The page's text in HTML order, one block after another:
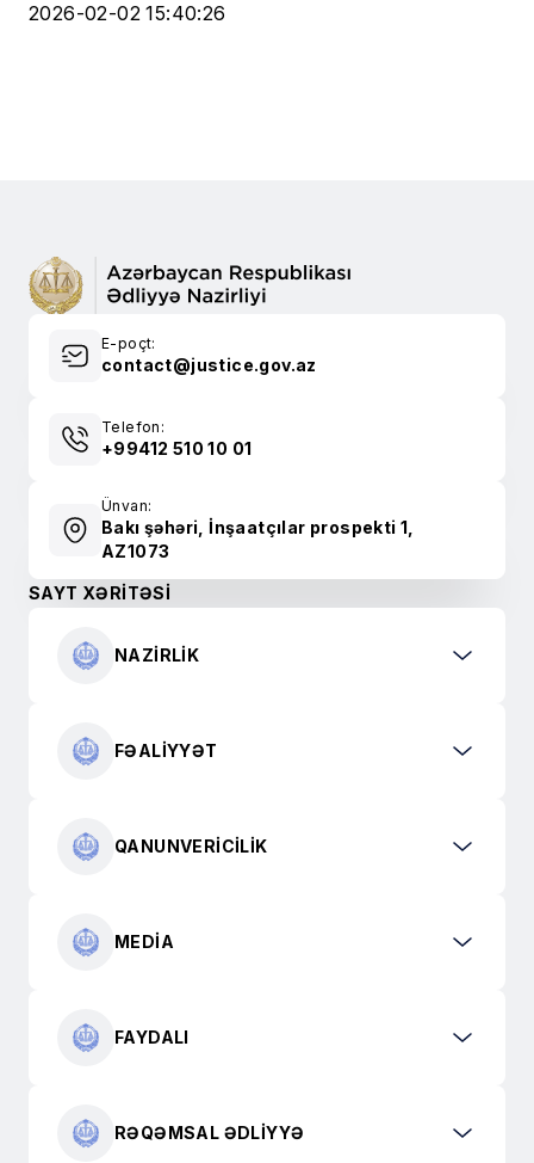
2026-02-02 15:40:26
E-poçt:
contact@justice.gov.az
Telefon:
+99412 510 10 01
Ünvan:
Bakı şəhəri, İnşaatçılar prospekti 1,
AZ1073
SAYT XƏRİTƏSİ
NAZIRLIK
FƏALIYYƏT
QANUNVERICILIK
MEDIA
FAYDALI
RƏQƏMSAL ƏDLIYYƏ